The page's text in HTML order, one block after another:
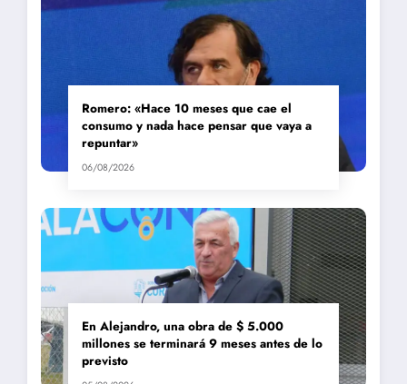
Romero: «Hace 10 meses que cae el
consumo y nada hace pensar que vaya a
repuntar»
06/08/2026
En Alejandro, una obra de $ 5.000
millones se terminará 9 meses antes de lo
previsto